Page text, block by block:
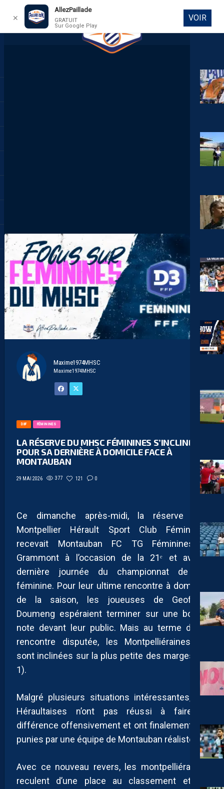
DIRECT
Maxime1974MHSC
Maxime1974MHSC
D3F FÉMININES
LA RÉSERVE DU MHSC FÉMININES S’INCLINE
POUR SA DERNIÈRE À DOMICILE FACE À
MONTAUBAN
29 MAI 2026 377 121 0
Ce dimanche après-midi, la réserve des
Montpellier Hérault Sport Club Féminines
recevait Montauban FC TG Féminines à
Grammont à l’occasion de la 21ᵉ et avant-
dernière journée du championnat de D3
féminine. Pour leur ultime rencontre à domicile
de la saison, les joueuses de Geoffrey
Doumeng espéraient terminer sur une bonne
note devant leur public. Mais au terme d’une
rencontre disputée, les Montpelliéraines se
sont inclinées sur la plus petite des marges (0-
1).
Malgré plusieurs situations intéressantes, les
Héraultaises n’ont pas réussi à faire la
différence offensivement et ont finalement été
punies par une équipe de Montauban réaliste.
Avec ce nouveau revers, les montpelliéraines
reculent d’une place au classement et se
✕
AllezPaillade
GRATUIT
Sur Google Play
VOIR